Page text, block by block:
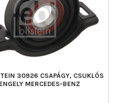
30926 CSAPÁGY, CSUKLÓS
MERCEDES-BENZ